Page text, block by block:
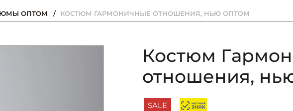
ОПТОМ КОСТЮМ ГАРМОНИЧНЫЕ ОТНОШЕНИЯ, НЬЮ ОПТОМ
Костюм
отношения,
SALE